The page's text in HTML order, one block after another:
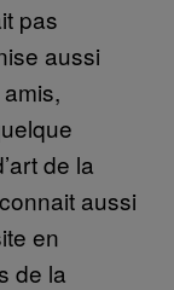
pas
aussi
de la
aussi
en
de la